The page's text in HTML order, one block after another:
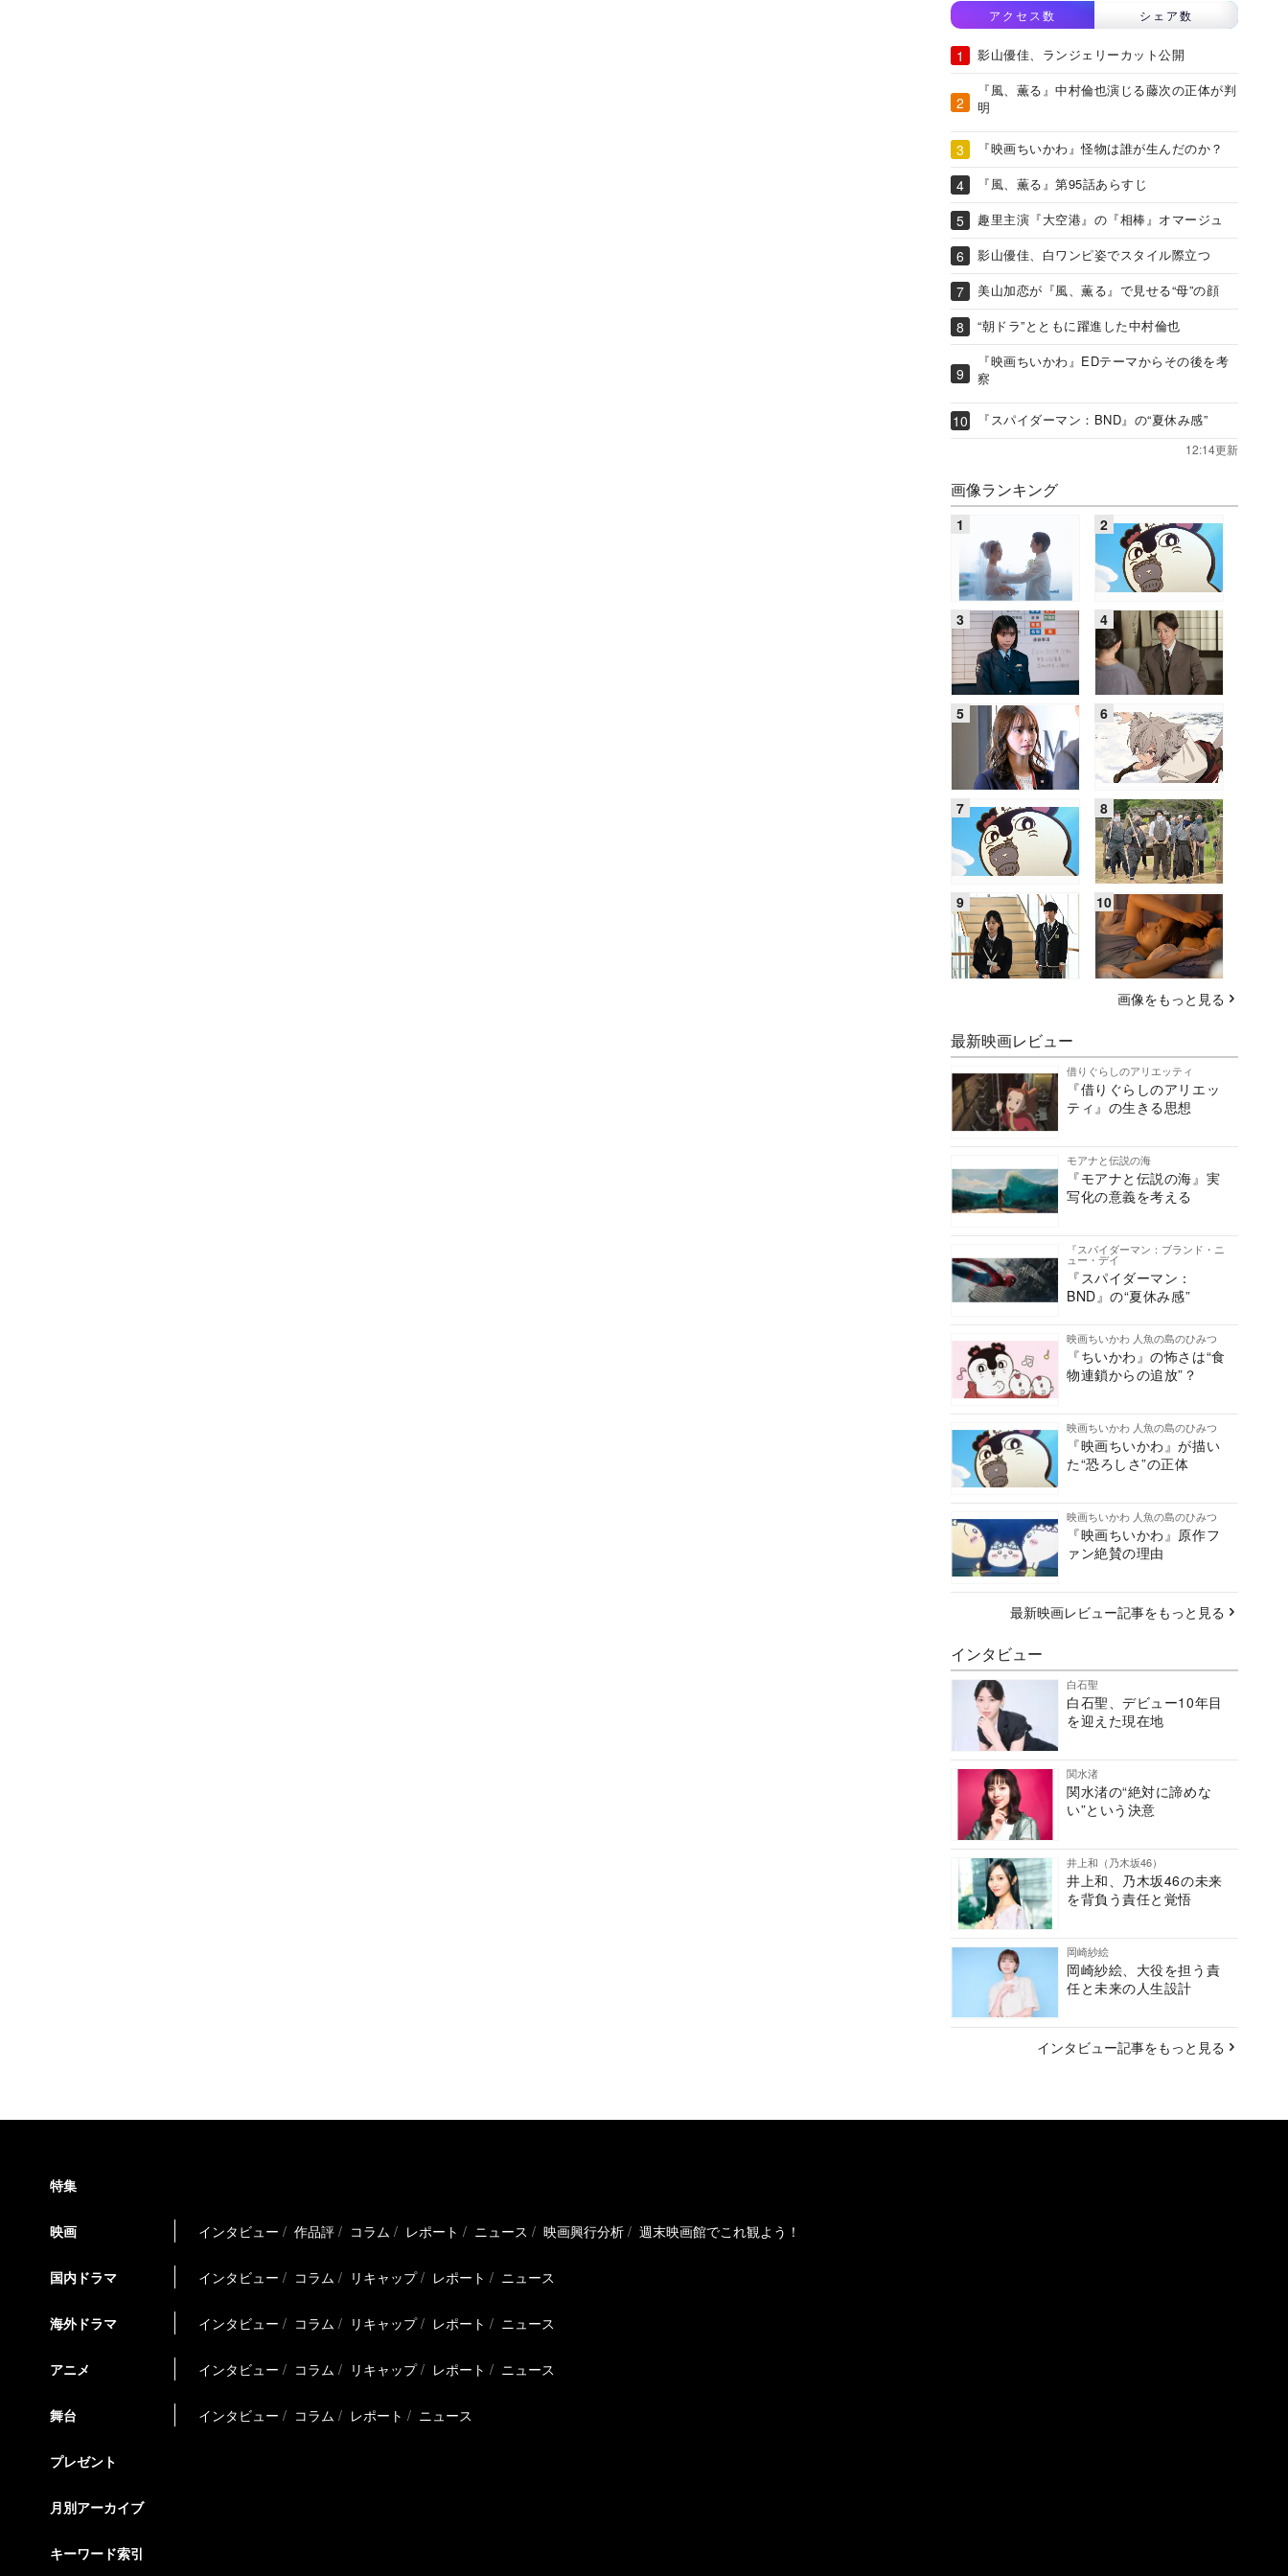
アクセス数 シェア数
影山優佳、ランジェリーカット公開
『風、薫る』中村倫也演じる藤次の正体が判
明
『映画ちいかわ』怪物は誰が生んだのか？
『風、薫る』第95話あらすじ
趣里主演『大空港』の『相棒』オマージュ
影山優佳、白ワンピ姿でスタイル際立つ
美山加恋が『風、薫る』で見せる“母”の顔
“朝ドラ”とともに躍進した中村倫也
『映画ちいかわ』EDテーマからその後を考
察
『スパイダーマン：BND』の“夏休み感”
12:14更新
画像ランキング
画像をもっと見る
最新映画レビュー
借りぐらしのアリエッティ
『借りぐらしのアリエッ
ティ』の生きる思想
モアナと伝説の海
『モアナと伝説の海』実
写化の意義を考える
『スパイダーマン：ブランド・ニ
ュー・デイ
『スパイダーマン：
BND』の“夏休み感”
映画ちいかわ 人魚の島のひみつ
『ちいかわ』の怖さは“食
物連鎖からの追放”？
映画ちいかわ 人魚の島のひみつ
『映画ちいかわ』が描い
た“恐ろしさ”の正体
映画ちいかわ 人魚の島のひみつ
『映画ちいかわ』原作フ
ァン絶賛の理由
最新映画レビュー記事をもっと見る
インタビュー
白石聖
白石聖、デビュー10年目
を迎えた現在地
関水渚
関水渚の“絶対に諦めな
い”という決意
井上和（乃木坂46）
井上和、乃木坂46の未来
を背負う責任と覚悟
岡崎紗絵
岡崎紗絵、大役を担う責
任と未来の人生設計
インタビュー記事をもっと見る
特集
映画 インタビュー 作品評 コラム レポート ニュース 映画興行分析 週末映画館でこれ観よう！
国内ドラマ インタビュー コラム リキャップ レポート ニュース
海外ドラマ インタビュー コラム リキャップ レポート ニュース
アニメ インタビュー コラム リキャップ レポート ニュース
舞台 インタビュー コラム レポート ニュース
プレゼント
月別アーカイブ
キーワード索引